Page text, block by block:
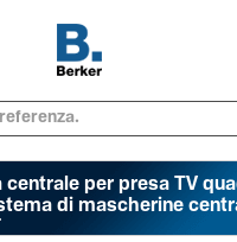
centrale per presa TV
di mascherine